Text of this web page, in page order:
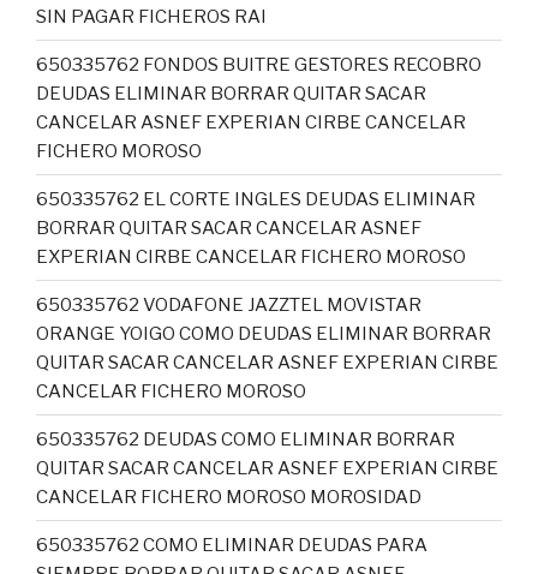
SIN PAGAR FICHEROS RAI
650335762 FONDOS BUITRE GESTORES RECOBRO
DEUDAS ELIMINAR BORRAR QUITAR SACAR
CANCELAR ASNEF EXPERIAN CIRBE CANCELAR
FICHERO MOROSO
650335762 EL CORTE INGLES DEUDAS ELIMINAR
BORRAR QUITAR SACAR CANCELAR ASNEF
EXPERIAN CIRBE CANCELAR FICHERO MOROSO
650335762 VODAFONE JAZZTEL MOVISTAR
ORANGE YOIGO COMO DEUDAS ELIMINAR BORRAR
QUITAR SACAR CANCELAR ASNEF EXPERIAN CIRBE
CANCELAR FICHERO MOROSO
650335762 DEUDAS COMO ELIMINAR BORRAR
QUITAR SACAR CANCELAR ASNEF EXPERIAN CIRBE
CANCELAR FICHERO MOROSO MOROSIDAD
650335762 COMO ELIMINAR DEUDAS PARA